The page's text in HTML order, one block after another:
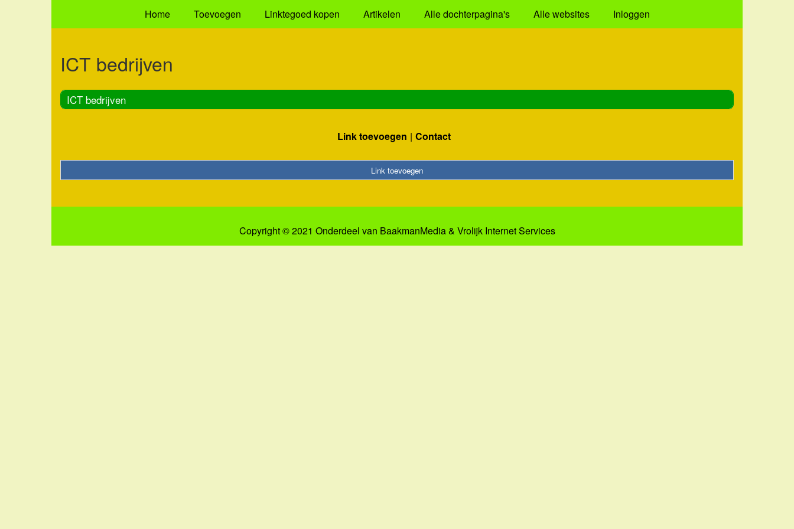
Home Toevoegen Linktegoed kopen Artikelen Alle dochterpagina's Alle websites Inloggen
ICT bedrijven
ICT bedrijven
Link toevoegen Contact
Link toevoegen
Copyright © 2021 Onderdeel van BaakmanMedia& Vrolijk Internet Services